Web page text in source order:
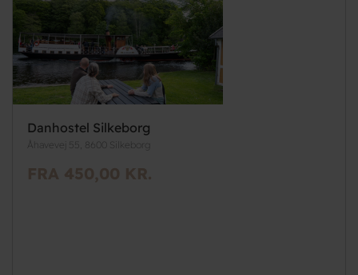
Danhostel Silkeborg
Åhavevej 55, 8600 Silkeborg
FRA 450,00 KR.